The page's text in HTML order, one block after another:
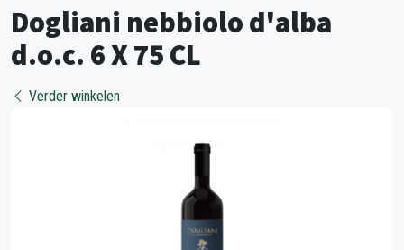
Dogliani nebbiolo d'alba
d.o.c. 6 X 75 CL
Verder winkelen